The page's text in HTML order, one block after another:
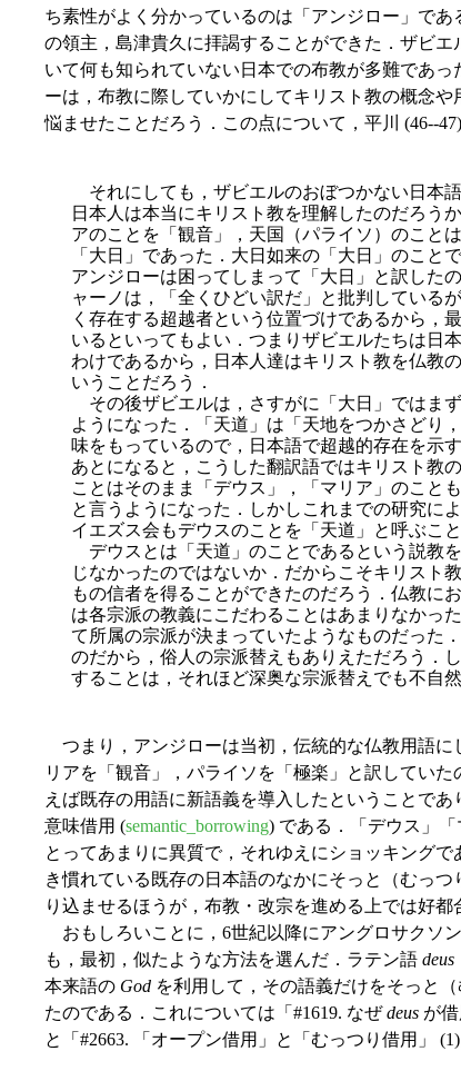
ち素性がよく分かっているのは「アンジロー」で
の領主，島津貴久に拝謁することができた．ザビ
いて何も知られていない日本での布教が多難であ
ーは，布教に際していかにしてキリスト教の概念
悩ませたことだろう．この点について，平川 (46--
それにしても，ザビエルのおぼつかない日本
日本人は本当にキリスト教を理解したのだろう
アのことを「観音」，天国（パライソ）のこと
「大日」であった．大日如来の「大日」のこと
アンジローは困ってしまって「大日」と訳した
ャーノは，「全くひどい訳だ」と批判している
く存在する超越者という位置づけであるから，
いるといってもよい．つまりザビエルたちは日
わけであるから，日本人達はキリスト教を仏教
いうことだろう．
その後ザビエルは，さすがに「大日」ではま
ようになった．「天道」は「天地をつかさどり
味をもっているので，日本語で超越的存在を示
あとになると，こうした翻訳語ではキリスト教
ことはそのまま「デウス」，「マリア」のこと
と言うようになった．しかしこれまでの研究に
イエズス会もデウスのことを「天道」と呼ぶこ
デウスとは「天道」のことであるという説教
じなかったのではないか．だからこそキリスト
もの信者を得ることができたのだろう．仏教に
は各宗派の教義にこだわることはあまりなかっ
て所属の宗派が決まっていたようなものだった
のだから，俗人の宗派替えもありえただろう．
することは，それほど深奥な宗派替えでも不自
つまり，アンジローは当初，伝統的な仏教用語に
リアを「観音」，パライソを「極楽」と訳してい
えば既存の用語に新語義を導入したということで
意味借用 (semantic_borrowing) である．「デウス」
とってあまりに異質で，それゆえにショッキング
き慣れている既存の日本語のなかにそっと（むっ
り込ませるほうが，布教・改宗を進める上では好都
おもしろいことに，6世紀以降にアングロサクソ
も，最初，似たような方法を選んだ．ラテン語 deus
本来語の God を利用して，その語義だけをそっと
たのである．これについては「#1619. なぜdeus が
と「#2663. 「オープン借用」と「むっつり借用」